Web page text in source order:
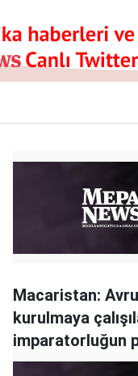
Macaristan:
kurulmaya
imparatorluğun
olmayız